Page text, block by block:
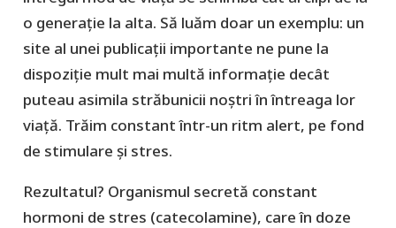
o generație la alta. Să luăm doar un exemplu: un
site al unei publicații importante ne pune la
dispoziție mult mai multă informație decât
puteau asimila străbunicii noștri în întreaga lor
viață. Trăim constant într-un ritm alert, pe fond
de stimulare și stres.
Rezultatul? Organismul secretă constant
hormoni de stres (catecolamine), care în doze